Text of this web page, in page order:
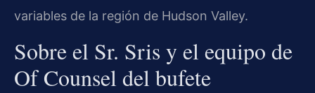
variables de la región de Hudson Valley.
Sobre el Sr. Sris y el equipo de
Of Counsel del bufete